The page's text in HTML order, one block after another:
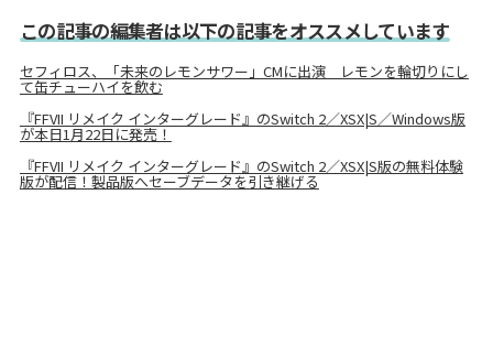
この記事の編集者は以下の記事をオススメしています
セフィロス、「未来のレモンサワー」CMに出演 レモンを輪切りにし
て缶チューハイを飲む
『FFVII リメイク インターグレード』のSwitch 2／XSX|S／Windows版
が本日1月22日に発売！
『FFVII リメイク インターグレード』のSwitch 2／XSX|S版の無料体験
版が配信！製品版へセーブデータを引き継げる